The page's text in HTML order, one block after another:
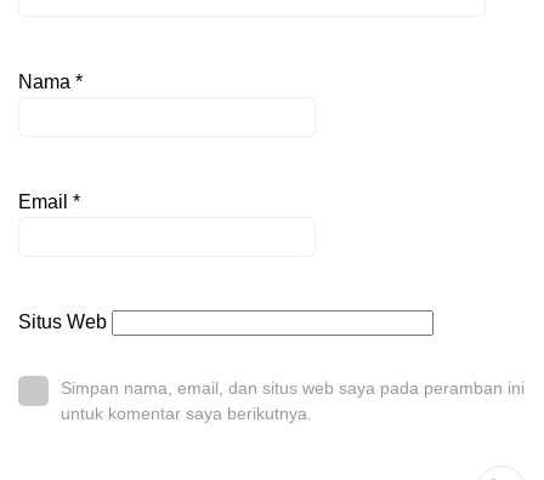
Nama *
Email *
Situs Web
Simpan nama, email, dan situs web saya pada peramban ini
untuk komentar saya berikutnya.